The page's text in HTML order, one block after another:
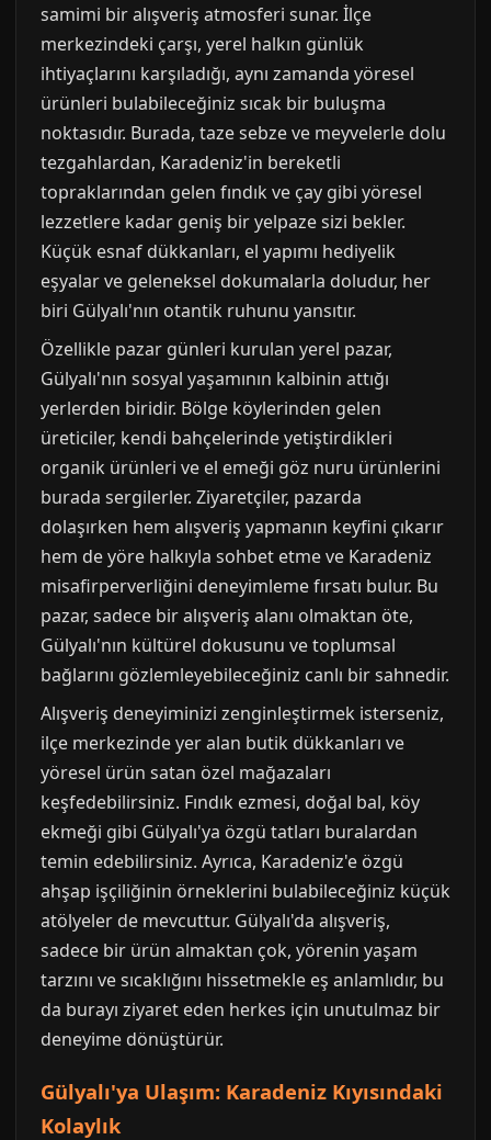
samimi bir alışveriş atmosferi sunar. İlçe
merkezindeki çarşı, yerel halkın günlük
ihtiyaçlarını karşıladığı, aynı zamanda yöresel
ürünleri bulabileceğiniz sıcak bir buluşma
noktasıdır. Burada, taze sebze ve meyvelerle dolu
tezgahlardan, Karadeniz'in bereketli
topraklarından gelen fındık ve çay gibi yöresel
lezzetlere kadar geniş bir yelpaze sizi bekler.
Küçük esnaf dükkanları, el yapımı hediyelik
eşyalar ve geleneksel dokumalarla doludur, her
biri Gülyalı'nın otantik ruhunu yansıtır.
Özellikle pazar günleri kurulan yerel pazar,
Gülyalı'nın sosyal yaşamının kalbinin attığı
yerlerden biridir. Bölge köylerinden gelen
üreticiler, kendi bahçelerinde yetiştirdikleri
organik ürünleri ve el emeği göz nuru ürünlerini
burada sergilerler. Ziyaretçiler, pazarda
dolaşırken hem alışveriş yapmanın keyfini çıkarır
hem de yöre halkıyla sohbet etme ve Karadeniz
misafirperverliğini deneyimleme fırsatı bulur. Bu
pazar, sadece bir alışveriş alanı olmaktan öte,
Gülyalı'nın kültürel dokusunu ve toplumsal
bağlarını gözlemleyebileceğiniz canlı bir sahnedir.
Alışveriş deneyiminizi zenginleştirmek isterseniz,
ilçe merkezinde yer alan butik dükkanları ve
yöresel ürün satan özel mağazaları
keşfedebilirsiniz. Fındık ezmesi, doğal bal, köy
ekmeği gibi Gülyalı'ya özgü tatları buralardan
temin edebilirsiniz. Ayrıca, Karadeniz'e özgü
ahşap işçiliğinin örneklerini bulabileceğiniz küçük
atölyeler de mevcuttur. Gülyalı'da alışveriş,
sadece bir ürün almaktan çok, yörenin yaşam
tarzını ve sıcaklığını hissetmekle eş anlamlıdır, bu
da burayı ziyaret eden herkes için unutulmaz bir
deneyime dönüştürür.
Gülyalı'ya Ulaşım: Karadeniz Kıyısındaki
Kolaylık